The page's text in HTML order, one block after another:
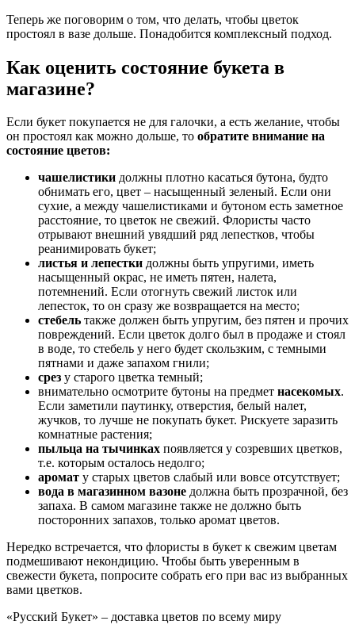
Теперь же поговорим о том, что делать, чтобы цветок
простоял в вазе дольше. Понадобится комплексный подход.
Как оценить состояние букета в
магазине?
Если букет покупается не для галочки, а есть желание, чтобы
он простоял как можно дольше, то обратите внимание на
состояние цветов:
чашелистики должны плотно касаться бутона, будто
обнимать его, цвет – насыщенный зеленый. Если они
сухие, а между чашелистиками и бутоном есть заметное
расстояние, то цветок не свежий. Флористы часто
отрывают внешний увядший ряд лепестков, чтобы
реанимировать букет;
листья и лепестки должны быть упругими, иметь
насыщенный окрас, не иметь пятен, налета,
потемнений. Если отогнуть свежий листок или
лепесток, то он сразу же возвращается на место;
стебель также должен быть упругим, без пятен и прочих
повреждений. Если цветок долго был в продаже и стоял
в воде, то стебель у него будет скользким, с темными
пятнами и даже запахом гнили;
срез у старого цветка темный;
внимательно осмотрите бутоны на предмет насекомых.
Если заметили паутинку, отверстия, белый налет,
жучков, то лучше не покупать букет. Рискуете заразить
комнатные растения;
пыльца на тычинках появляется у созревших цветков,
т.е. которым осталось недолго;
аромат у старых цветов слабый или вовсе отсутствует;
вода в магазинном вазоне должна быть прозрачной, без
запаха. В самом магазине также не должно быть
посторонних запахов, только аромат цветов.
Нередко встречается, что флористы в букет к свежим цветам
подмешивают некондицию. Чтобы быть уверенным в
свежести букета, попросите собрать его при вас из выбранных
вами цветков.
«Русский Букет» – доставка цветов по всему миру